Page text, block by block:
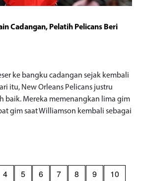
Cadangan, Pelatih Pelicans Beri
ke bangku cadangan sejak kembali
itu, New Orleans Pelicans justru
baik. Mereka memenangkan lima gim
gim saat Williamson kembali sebagai
4 5 6 7 8 9
10